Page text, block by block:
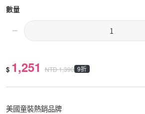
數量
$ 1,251 NTD1,390 9折
美國童裝熱銷品牌